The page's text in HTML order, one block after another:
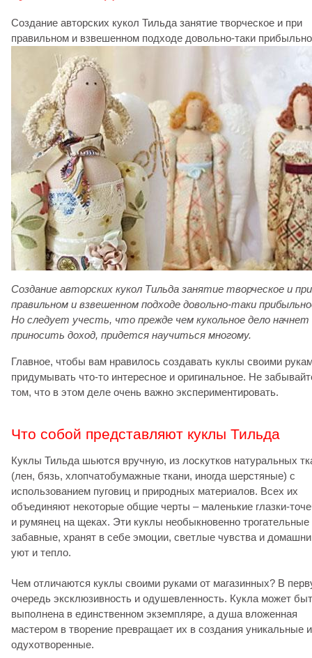
Создание авторских кукол Тильда занятие творческое и при
правильном и взвешенном подходе довольно-таки
Создание авторских кукол Тильда занятие творческое и при
правильном и взвешенном подходе довольно-таки
Но следует учесть, что прежде чем кукольное дело начнет
приносить доход, придется научиться многому.
Главное, чтобы вам нравилось создавать куклы своими
придумывать что-то интересное и оригинальное. Не
том, что в этом деле очень важно экспериментировать.
Что собой представляют куклы Тильда
Куклы Тильда шьются вручную, из лоскутков натуральных
(лен, бязь, хлопчатобумажные ткани, иногда шерстяные) с
использованием пуговиц и природных материалов. Всех их
объединяют некоторые общие черты – маленькие глазки-
и румянец на щеках. Эти куклы необыкновенно трогательные
забавные, хранят в себе эмоции, светлые чувства и
уют и тепло.
Чем отличаются куклы своими руками от магазинных? В
очередь эксклюзивность и одушевленность. Кукла может
выполнена в единственном экземпляре, а душа вложенная
мастером в творение превращает их в создания уникальные и
одухотворенные.